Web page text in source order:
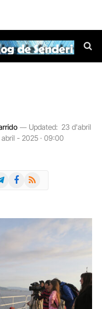
Updated: 23 d'abril
- 2025 · 09:00
Facebook
RSS